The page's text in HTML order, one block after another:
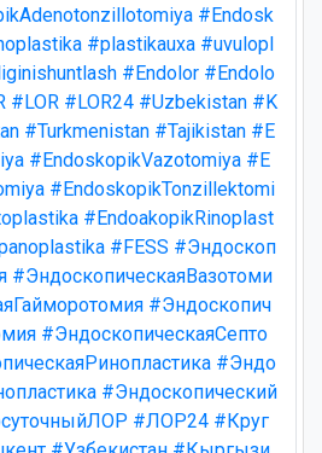
#Endosk
#plastikauxa #uvulopl
#Endolor #Endolo
#LOR #LOR24 #Uzbekistan #K
#Turkmenistan #Tajikistan #E
#EndoskopikVazotomiya #E
#EndoskopikTonzillektomi
#EndoakopikRinoplast
#FESS #Эндоскоп
#ЭндоскопическаяВазотоми
#Эндоскопич
#ЭндоскопическаяСепто
#Эндо
#Эндоскопический
#ЛОР24 #Круг